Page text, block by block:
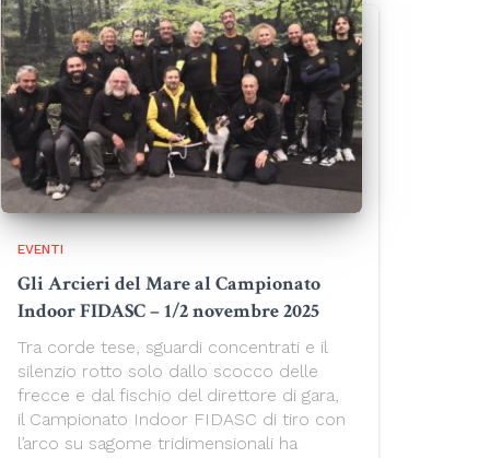
EVENTI
Gli Arcieri del Mare al Campionato
Indoor FIDASC – 1/2 novembre 2025
Tra corde tese, sguardi concentrati e il
silenzio rotto solo dallo scocco delle
frecce e dal fischio del direttore di gara,
il Campionato Indoor FIDASC di tiro con
l’arco su sagome tridimensionali ha